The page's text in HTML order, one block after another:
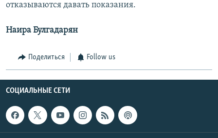
отказываются давать показания.
Наира Булгадарян
Поделиться Follow us
СОЦИАЛЬНЫЕ СЕТИ